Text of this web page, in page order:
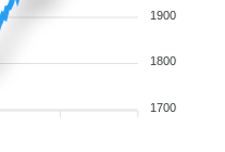
1900
1800
1700